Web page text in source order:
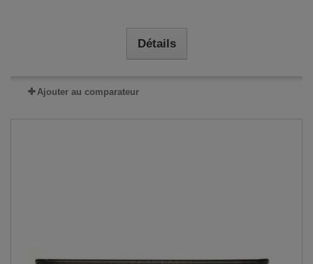
Détails
Ajouter au comparateur